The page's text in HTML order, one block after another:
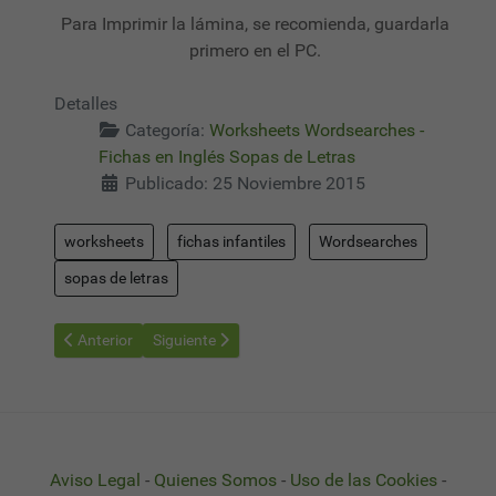
Para Imprimir la lámina, se recomienda, guardarla
primero en el PC.
Detalles
Categoría: Worksheets Wordsearches -
Fichas en Inglés Sopas de Letras
Publicado: 25 Noviembre 2015
worksheets fichas infantiles Wordsearches
sopas de letras
Artículo anterior: Worksheets Wordsearches 07 - Sopas de
Anterior Artículo siguiente: Worksheets Wordsearches 09 -
Siguiente
Aviso Legal - Quienes Somos - Uso de las Cookies -